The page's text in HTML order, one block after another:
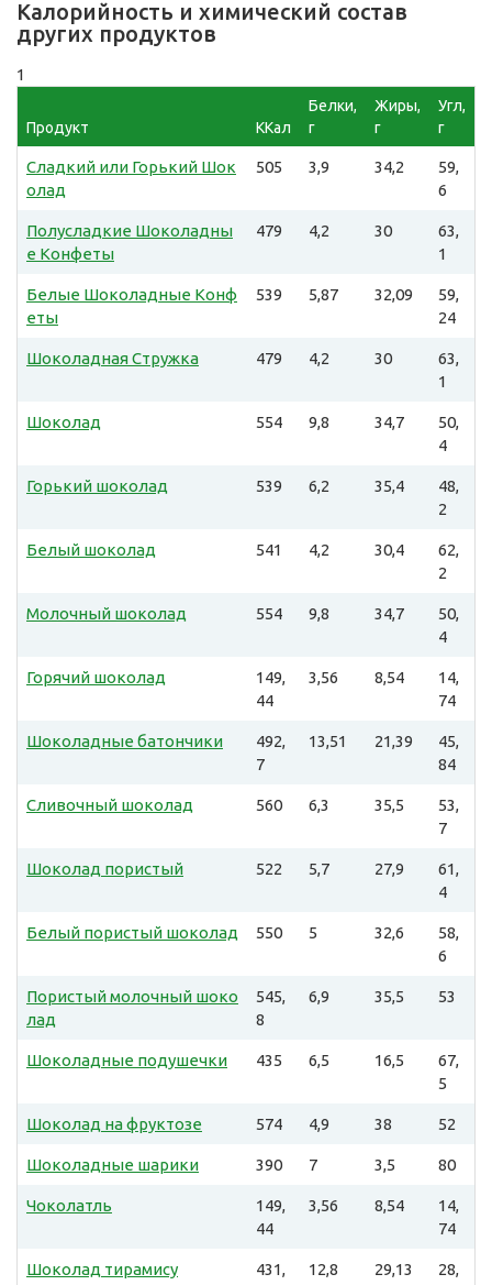
Калорийность и химический состав
других продуктов
1
Продукт ККал
Белки,
г
Жиры,
г
Угл,
г
Сладкий или Горький Шок
олад
505 3,9 34,2
59,
6
Полусладкие Шоколадны
е Конфеты
479 4,2 30
63,
1
Белые Шоколадные Конф
еты
539 5,87 32,09
59,
24
Шоколадная Стружка 479 4,2 30
63,
1
Шоколад 554 9,8 34,7
50,
4
Горький шоколад 539 6,2 35,4
48,
2
Белый шоколад 541 4,2 30,4
62,
2
Молочный шоколад 554 9,8 34,7
50,
4
Горячий шоколад
149,
44
3,56 8,54
14,
74
Шоколадные батончики
492,
7
13,51 21,39
45,
84
Сливочный шоколад 560 6,3 35,5
53,
7
Шоколад пористый 522 5,7 27,9
61,
4
Белый пористый шоколад 550 5 32,6
58,
6
Пористый молочный шоко
лад
545,
8
6,9 35,5 53
Шоколадные подушечки 435 6,5 16,5
67,
5
Шоколад на фруктозе 574 4,9 38 52
Шоколадные шарики 390 7 3,5 80
Чоколатль
149,
44
3,56 8,54
14,
74
Шоколад тирамису
431,
12,8 29,13
28,